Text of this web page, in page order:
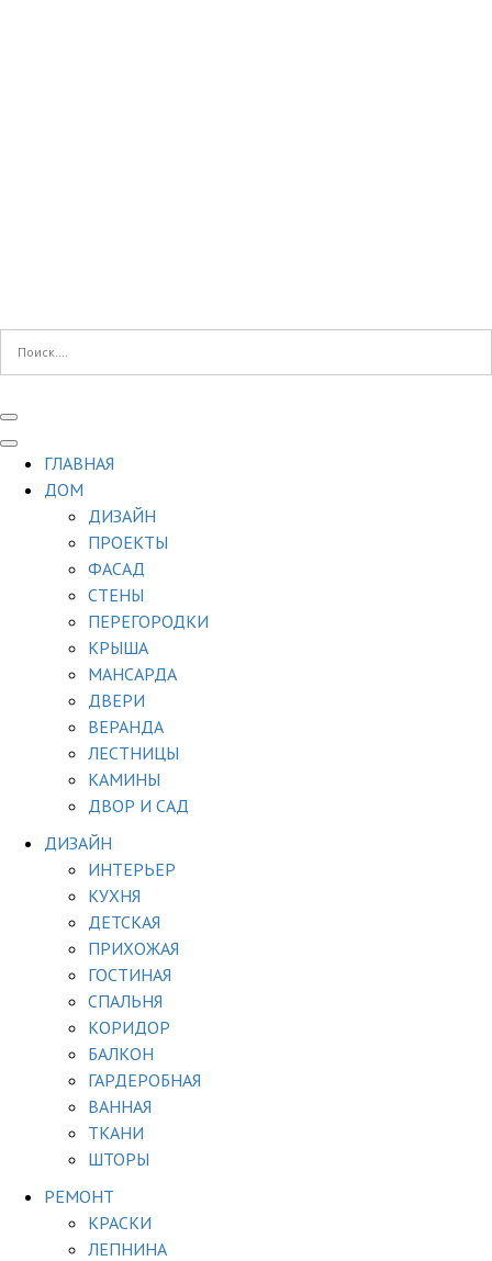
ГЛАВНАЯ
ДОМ
ДИЗАЙН
ПРОЕКТЫ
ФАСАД
СТЕНЫ
ПЕРЕГОРОДКИ
КРЫША
МАНСАРДА
ДВЕРИ
ВЕРАНДА
ЛЕСТНИЦЫ
КАМИНЫ
ДВОР И САД
ДИЗАЙН
ИНТЕРЬЕР
КУХНЯ
ДЕТСКАЯ
ПРИХОЖАЯ
ГОСТИНАЯ
СПАЛЬНЯ
КОРИДОР
БАЛКОН
ГАРДЕРОБНАЯ
ВАННАЯ
ТКАНИ
ШТОРЫ
РЕМОНТ
КРАСКИ
ЛЕПНИНА